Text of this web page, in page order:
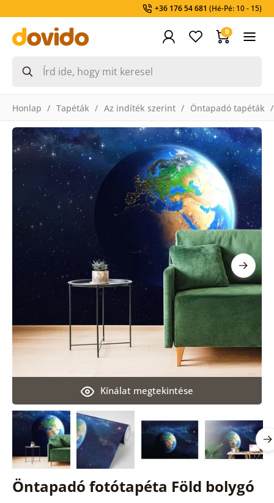
+36 176 54 681 (Hé-Pé: 10 - 15)
0
Honlap Tapéták Az indíték szerint Öntapadó tapéták
Öntapadó fotótapéta Föld bolygó
Kínálat megtekintése